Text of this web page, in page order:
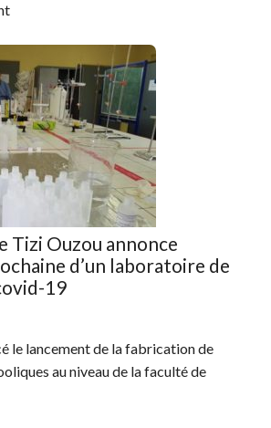
Tizi Ouzou annonce
d’un laboratoire de
19
le lancement de la fabrication de
au niveau de la faculté de